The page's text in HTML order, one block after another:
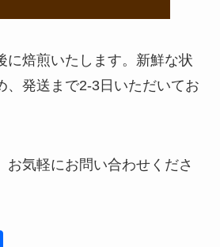
に焙煎いたします。新鮮な状
、発送まで2-3日いただいてお
お気軽にお問い合わせくださ